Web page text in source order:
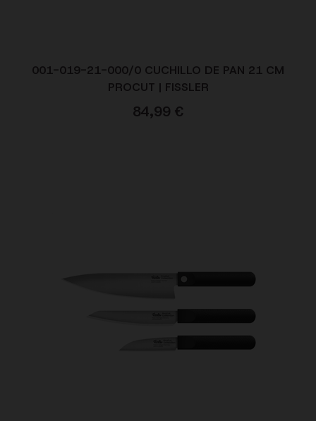
001-019-21-000/0 CUCHILLO DE PAN 21 CM
PROCUT | FISSLER
84,99 €